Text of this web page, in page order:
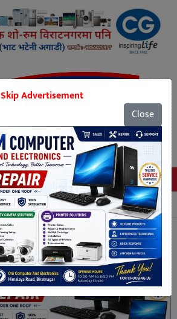
Skip Advertisement
Close